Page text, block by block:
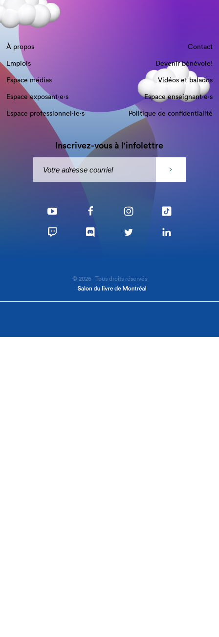
À propos
Contact
Emplois
Devenir bénévole!
Espace médias
Vidéos et balados
Espace exposant·e⋅s
Espace enseignant·e⋅s
Espace professionnel·le⋅s
Politique de confidentialité
Inscrivez-vous à l'infolettre
© 2026 - Tous droits réservés